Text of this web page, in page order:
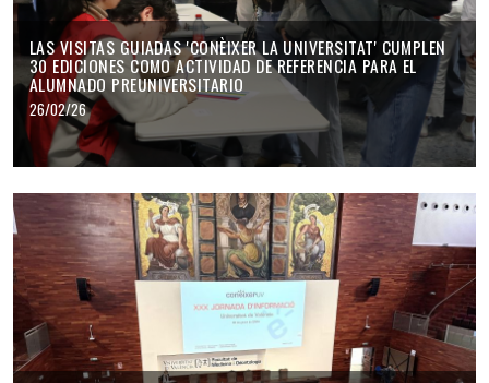
LAS VISITAS GUIADAS 'CONÈIXER LA UNIVERSITAT' CUMPLEN
30 EDICIONES COMO ACTIVIDAD DE REFERENCIA PARA EL
ALUMNADO PREUNIVERSITARIO
26/02/26